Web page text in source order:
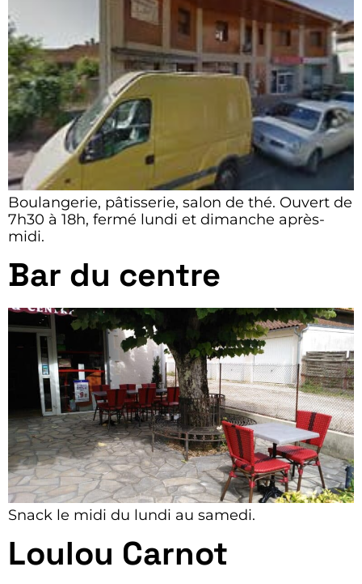
Boulangerie, pâtisserie, salon de thé. Ouvert de
7h30 à 18h, fermé lundi et dimanche après-
midi.
Bar du centre
Snack le midi du lundi au samedi.
Loulou Carnot